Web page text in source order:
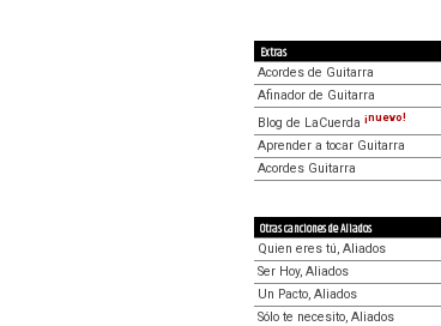
Extras
Acordes de Guitarra
Afinador de Guitarra
Blog de LaCuerda ¡nuevo!
Aprender a tocar Guitarra
Acordes Guitarra
Otras canciones de Aliados
Quien eres tú, Aliados
Ser Hoy, Aliados
Un Pacto, Aliados
Sólo te necesito, Aliados